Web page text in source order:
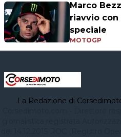
Marco
riavvio con
speciale
MOTOGP
La Redazione di